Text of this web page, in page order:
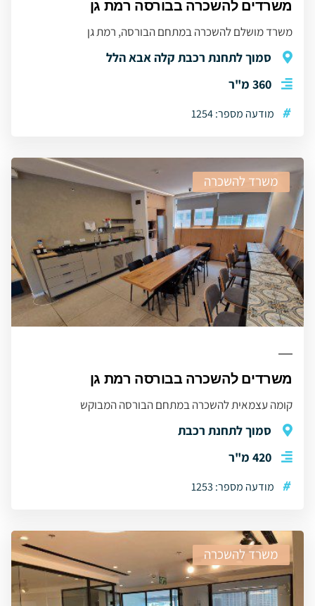
משרדים להשכרה בבורסה רמת גן
משרד מושלם להשכרה במתחם הבורסה, רמת גן
סמוך לתחנת רכבת קלה אבא הלל
360 מ"ר
# מודעה מספר: 1254
משרד להשכרה
משרדים להשכרה בבורסה רמת גן
קומה עצמאית להשכרה במתחם הבורסה המבוקש
סמוך לתחנת רכבת
420 מ"ר
# מודעה מספר: 1253
משרד להשכרה